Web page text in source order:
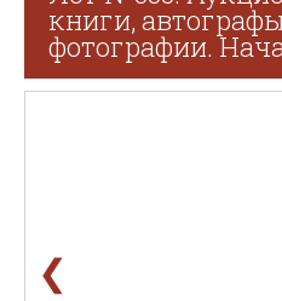
книги,
фотографии.
❮